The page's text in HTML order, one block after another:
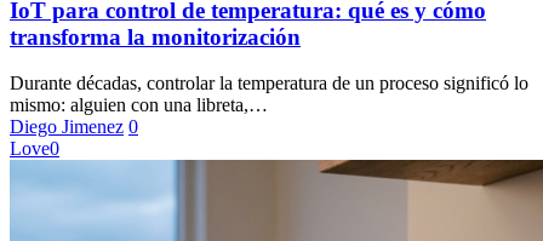
de
temperatura:
qué
y
cómo
transforma
la
IoT para control de temperatura: qué es y cómo
transforma la monitorización
Durante décadas, controlar la temperatura de un proceso significó lo
mismo: alguien con una libreta,…
Diego Jimenez 0
Love0